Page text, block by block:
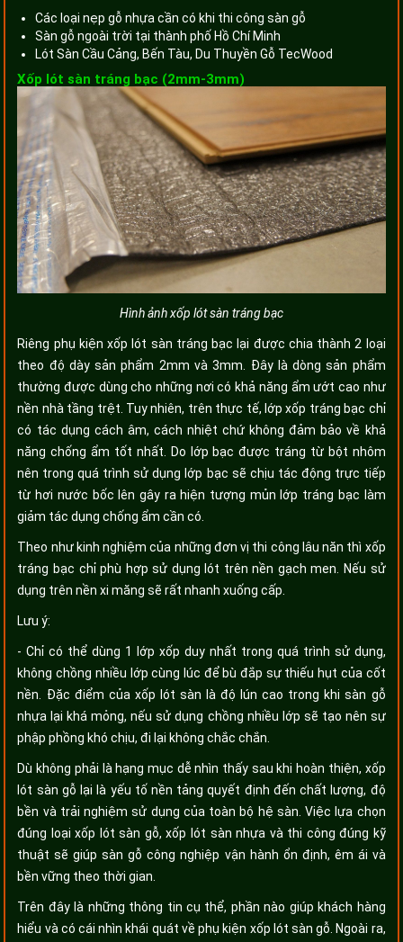
Các loại nẹp gỗ nhựa cần có khi thi công sàn gỗ
Sàn gỗ ngoài trời tại thành phố Hồ Chí Minh
Lót Sàn Cầu Cảng, Bến Tàu, Du Thuyền Gỗ TecWood
Xốp lót sàn tráng bạc (2mm-3mm)
Hình ảnh xốp lót sàn tráng bạc
Riêng phụ kiện xốp lót sàn tráng bạc lại được chia thành 2 loại
theo độ dày sản phẩm 2mm và 3mm. Đây là dòng sản phẩm
thường được dùng cho những nơi có khả năng ẩm ướt cao như
nền nhà tầng trệt. Tuy nhiên, trên thực tế, lớp xốp tráng bạc chỉ
có tác dụng cách âm, cách nhiệt chứ không đảm bảo về khả
năng chống ẩm tốt nhất. Do lớp bạc được tráng từ bột nhôm
nên trong quá trình sử dụng lớp bạc sẽ chịu tác động trực tiếp
từ hơi nước bốc lên gây ra hiện tượng mủn lớp tráng bạc làm
giảm tác dụng chống ẩm cần có.
Theo như kinh nghiệm của những đơn vị thi công lâu năn thì xốp
tráng bạc chỉ phù hợp sử dụng lót trên nền gạch men. Nếu sử
dụng trên nền xi măng sẽ rất nhanh xuống cấp.
Lưu ý:
- Chỉ có thể dùng 1 lớp xốp duy nhất trong quá trình sử dụng,
không chồng nhiều lớp cùng lúc để bù đắp sự thiếu hụt của cốt
nền. Đặc điểm của xốp lót sàn là độ lún cao trong khi sàn gỗ
nhựa lại khá mỏng, nếu sử dụng chồng nhiều lớp sẽ tạo nên sự
phập phồng khó chịu, đi lại không chắc chắn.
Dù không phải là hạng mục dễ nhìn thấy sau khi hoàn thiện, xốp
lót sàn gỗ lại là yếu tố nền tảng quyết định đến chất lượng, độ
bền và trải nghiệm sử dụng của toàn bộ hệ sàn. Việc lựa chọn
đúng loại xốp lót sàn gỗ, xốp lót sàn nhựa và thi công đúng kỹ
thuật sẽ giúp sàn gỗ công nghiệp vận hành ổn định, êm ái và
bền vững theo thời gian.
Trên đây là những thông tin cụ thể, phần nào giúp khách hàng
hiểu và có cái nhìn khái quát về phụ kiện xốp lót sàn gỗ. Ngoài ra,